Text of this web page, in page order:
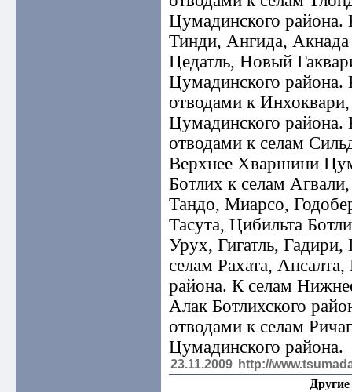
Цумадинского
Тинди, Ангида,
Цедатль, Новый
Цумадинского района.
отводами к
Цумадинского
отводами к селам
Верхнее Хваршини
Ботлих к селам
Тандо, Миарсо,
Тасута, Цибильта
Урух, Гигатль,
селам Рахата,
района. К селам
Алак Ботлихского
отводами к селам
Цумадинского района.
23.11.2009 http://